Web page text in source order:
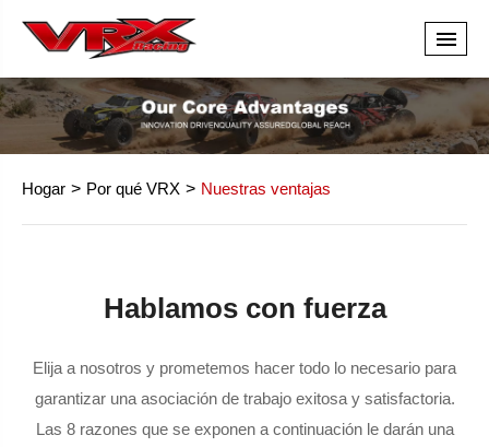
Hogar Por qué VRX Nuestras ventajas
Hablamos con fuerza
Elija a nosotros y prometemos hacer todo lo necesario para
garantizar una asociación de trabajo exitosa y satisfactoria.
Las 8 razones que se exponen a continuación le darán una